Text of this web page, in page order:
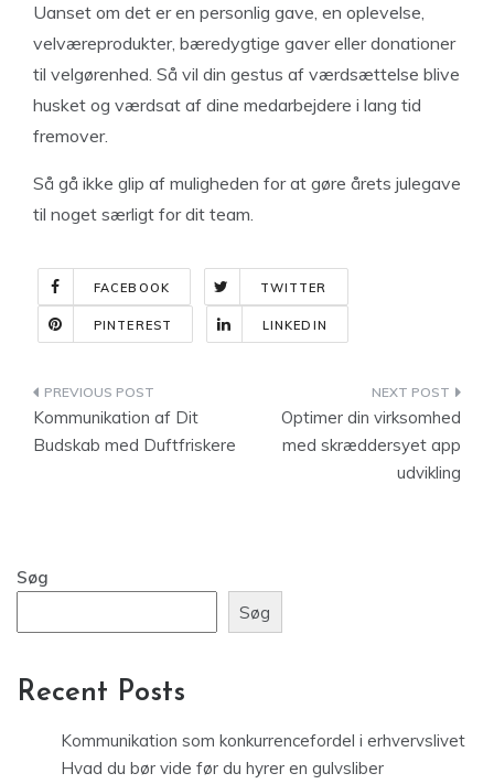
Uanset om det er en personlig gave, en oplevelse,
velværeprodukter, bæredygtige gaver eller donationer
til velgørenhed. Så vil din gestus af værdsættelse blive
husket og værdsat af dine medarbejdere i lang tid
fremover.
Så gå ikke glip af muligheden for at gøre årets julegave
til noget særligt for dit team.
FACEBOOK TWITTER
PINTEREST LINKEDIN
Indlægsnavigation
Kommunikation af Dit
Budskab med Duftfriskere
Optimer din virksomhed
med skræddersyet app
udvikling
Søg
Søg
Recent Posts
Kommunikation som konkurrencefordel i erhvervslivet
Hvad du bør vide før du hyrer en gulvsliber